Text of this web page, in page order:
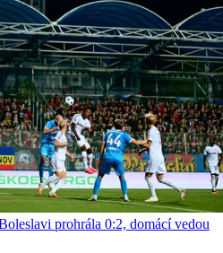
prohrála 0:2, domácí vedou